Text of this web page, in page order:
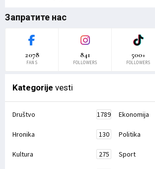
Запратите нас
2078
FANS
841
FOLLOWERS
500+
FOLLOWERS
Kategorije vesti
Društvo 1789 Ekonomija
Hronika 130 Politika
Kultura 275 Sport